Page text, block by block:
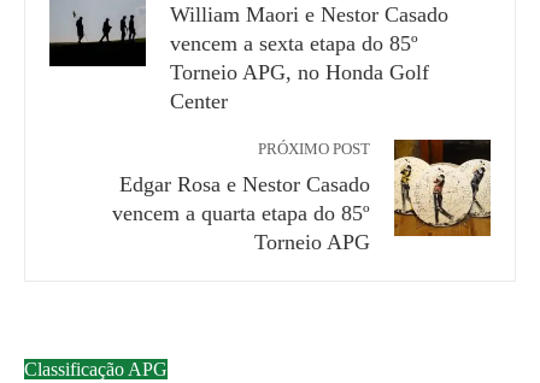
William Maori e Nestor Casado
vencem a sexta etapa do 85º
Torneio APG, no Honda Golf
Center
PRÓXIMO POST
Edgar Rosa e Nestor Casado
vencem a quarta etapa do 85º
Torneio APG
Classificação APG